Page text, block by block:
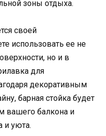
зоны отдыха.
своей
использовать ее не
но и в
для
декоративным
барная стойка будет
вашего балкона и
и уюта.